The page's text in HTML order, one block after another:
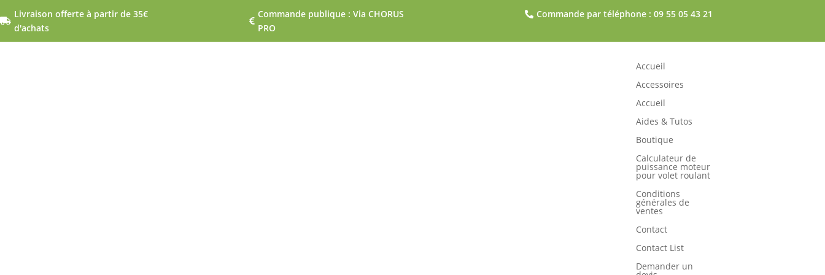

Livraison offerte à partir de 35€
d'achats

Commande publique : Via CHORUS
PRO
 Commande par téléphone : 09 55 05 43 21
Accueil
Accessoires
Accueil
Aides & Tutos
Boutique
Calculateur de
puissance moteur
pour volet roulant
Conditions
générales de
ventes
Contact
Contact List
Demander un